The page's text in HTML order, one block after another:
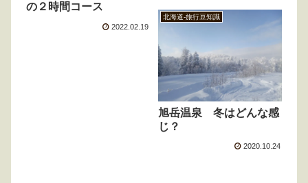
の２時間コース
2022.02.19
北海道-旅行豆知識
旭岳温泉 冬はどんな感
じ？
2020.10.24